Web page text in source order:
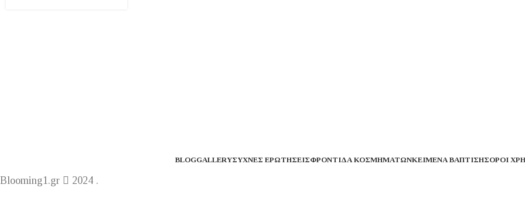
BLOGGALLERYΣΥΧΝΈΣ ΕΡΩΤΉΣΕΙΣΦΡΟΝΤΊΔΑ ΚΟΣΜΗΜΆΤΩΝΚΕΊΜΕΝΑ ΒΆΠΤΙΣΗΣΌΡΟΙ
Blooming1.gr
2024 .